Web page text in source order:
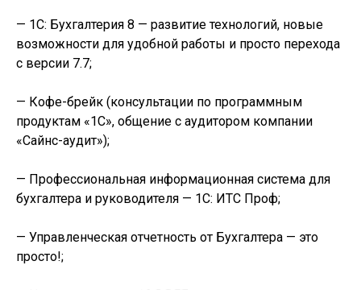
— 1С: Бухгалтерия 8 — развитие технологий, новые
возможности для удобной работы и просто перехода
с версии 7.7;
— Кофе-брейк (консультации по программным
продуктам «1С», общение с аудитором компании
«Сайнс-аудит»);
— Профессиональная информационная система для
бухгалтера и руководителя — 1С: ИТС Проф;
— Управленческая отчетность от Бухгалтера — это
просто!;